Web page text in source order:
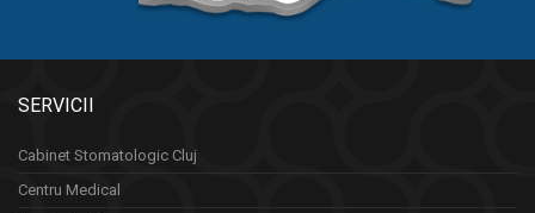
SERVICII
Cabinet Stomatologic Cluj
Centru Medical